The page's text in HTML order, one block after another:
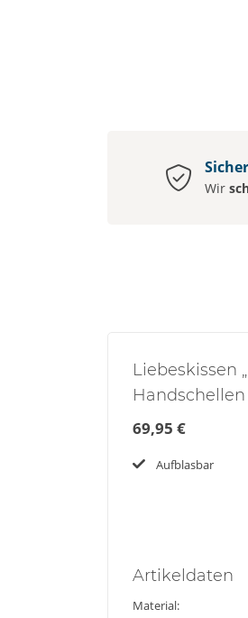
Wir
Liebeskissen
Handschellen
69,95 €
Aufblasbar
Artikel daten
Material: